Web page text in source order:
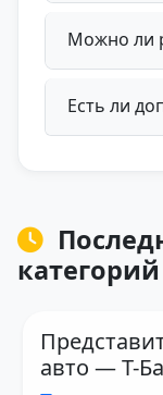
Можно ли
Есть ли
категорий
авто — Т-